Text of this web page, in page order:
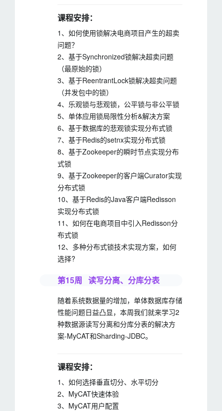
课程安排：
1、如何使用锁解决电商项目产生的超卖
问题？
2、基于Synchronized锁解决超卖问题
（最原始的锁）
3、基于ReentrantLock锁解决超卖问题
（并发包中的锁）
4、乐观锁与悲观锁，公平锁与非公平锁
5、单体应用锁局限性分析&解决方案
6、基于数据库的悲观锁实现分布式锁
7、基于Redis的setnx实现分布式锁
8、基于Zookeeper的瞬时节点实现分布
式锁
9、基于Zookeeper的客户端Curator实现
分布式锁
10、基于Redis的Java客户端Redisson
实现分布式锁
11、如何在电商项目中引入Redisson分
布式锁
12、多种分布式锁技术实现方案，如何
选择?
第15周 读写分离、分库分表
随着系统数据量的增加，单体数据库存储
性能问题日益凸显，本周我们就来学习2
种数据源读写分离和分库分表的解决方
案-MyCAT和Sharding-JDBC。
课程安排：
1、如何选择垂直切分、水平切分
2、MyCAT快速体验
3、MyCAT用户配置